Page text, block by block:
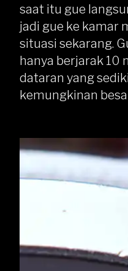
saat itu gue
jadi gue ke kamar
situasi sekarang.
hanya berjarak 10
dataran yang
kemungkinan